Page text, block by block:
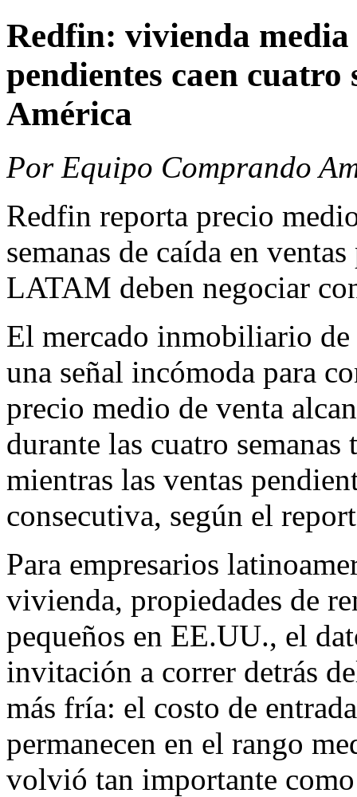
Redfin: vivienda media
pendientes caen
América
Por Equipo Comprando
Redfin reporta precio
semanas de caída en
LATAM deben negociar
El mercado inmobiliario
una señal incómoda para
precio medio de venta
durante las cuatro
mientras las ventas
consecutiva, según el
Para empresarios
vivienda, propiedades de
pequeños en EE.UU., el
invitación a correr detrás
más fría: el costo de
permanecen en el rango
volvió tan importante